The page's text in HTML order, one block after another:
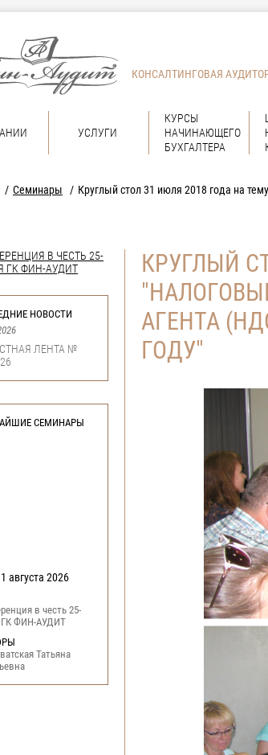
КОНСАЛТИНГОВАЯ
УСЛУГИ
КУРСЫ
НАЧИНАЮЩЕГО
БУХГАЛТЕРА
Семинары
Круглый стол 31 июля 2018 года на
В ЧЕСТЬ 25-
ГК ФИН-АУДИТ
НОВОСТИ
ЛЕНТА №
СЕМИНАРЫ
августа 2026
в честь 25-
ГК ФИН-АУДИТ
Татьяна
КРУГЛЫЙ
АГЕНТА
ГОДУ"